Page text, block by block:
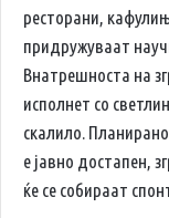
ресторани,
придружуваат
Внатрешноста на
исполнет со
скалило.
е јавно достапен,
ќе се собираат